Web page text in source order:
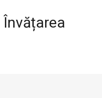
Învățarea